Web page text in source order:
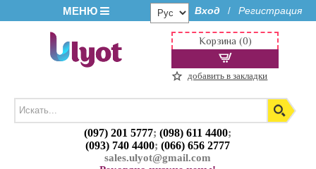
МЕНЮ Вход / Регистрация
(097) 201 5777;(098) 611 4400;
(093) 740 4400;(066) 656 2777
sales.ulyot@gmail.com
Корзина (0)
добавить в закладки